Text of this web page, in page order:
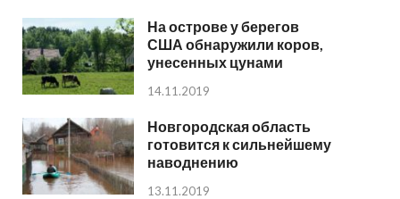
На острове у берегов
США обнаружили коров,
унесенных цунами
14.11.2019
Новгородская область
готовится к сильнейшему
наводнению
13.11.2019